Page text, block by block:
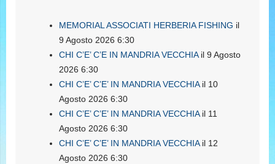
MEMORIAL ASSOCIATI HERBERIA FISHING il
9 Agosto 2026 6:30
CHI C’E’ C’E IN MANDRIA VECCHIAil 9 Agosto
2026 6:30
CHI C’E’ C’E’ IN MANDRIA VECCHIAil 10
Agosto 2026 6:30
CHI C’E’ C’E’ IN MANDRIA VECCHIAil 11
Agosto 2026 6:30
CHI C’E’ C’E’ IN MANDRIA VECCHIAil 12
Agosto 2026 6:30